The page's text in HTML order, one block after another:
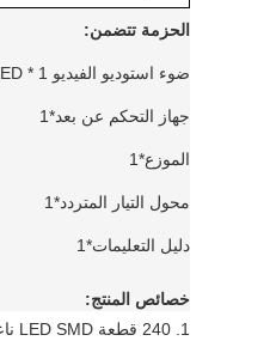
الحزمة تتضمن:
ضوء استوديو الفيديو LED * 1
جهاز التحكم عن بعد*1
الموزع*1
محول التيار المتردد*1
دليل التعليمات*1
خصائص المنتج:
1. 240 قطعة LED SMD ناعمة